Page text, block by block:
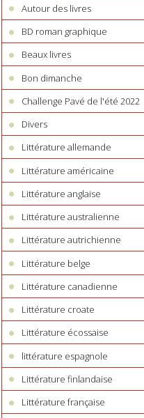
Autour des livres
BD roman graphique
Beaux livres
Bon dimanche
Challenge Pavé de l'été 2022
Divers
Littérature allemande
Littérature américaine
Littérature anglaise
Littérature australienne
Littérature autrichienne
Littérature belge
Littérature canadienne
Littérature croate
Littérature écossaise
littérature espagnole
Littérature finlandaise
Littérature française